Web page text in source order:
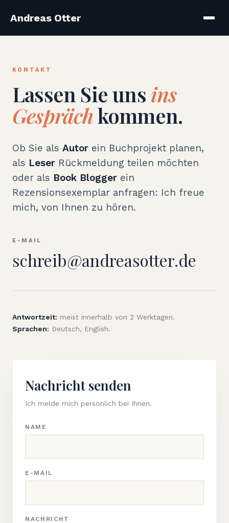
Andreas Otter
KONTAKT
Lassen Sie uns ins
Gesprächkommen.
Ob Sie als Autor ein Buchprojekt planen,
als Leser Rückmeldung teilen möchten
oder als Book Blogger ein
Rezensionsexemplar anfragen: Ich freue
mich, von Ihnen zu hören.
E-MAIL
schreib@andreasotter.de
Antwortzeit: meist innerhalb von 2 Werktagen.
Sprachen: Deutsch, English.
Nachricht senden
Ich melde mich persönlich bei Ihnen.
NAME
E-MAIL
NACHRICHT